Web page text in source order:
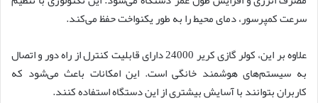
سرعت کمپرسور، دمای محیط را به طور یکنواخت حفظ می‌کند.
علاوه بر این، کولر گازی کریر 24000 دارای قابلیت کنترل از راه دور و اتصال
به سیستم‌های هوشمند خانگی است. این امکانات باعث می‌شود که
کاربران بتوانند با آسایش بیشتری از این دستگاه استفاده کنند.